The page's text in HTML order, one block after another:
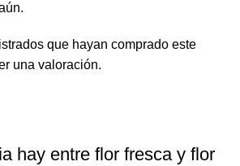
que hayan comprado este
una valoración.
hay entre flor fresca y flor